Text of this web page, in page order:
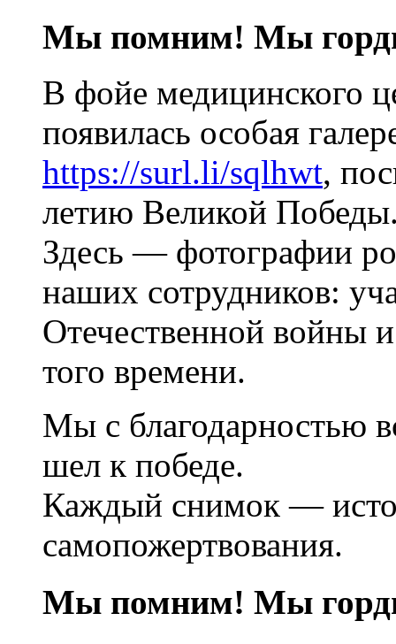
Мы помним! Мы
В фойе медицинского
появилась особая
https://surl.li/sqlhwt,
летию Великой
Здесь — фотографии
наших сотрудников:
Отечественной войны
того времени.
Мы с благодарностью
шел к победе.
Каждый снимок —
самопожертвования.
Мы помним! Мы